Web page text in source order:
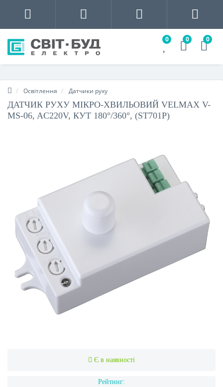
0 0 0
Освітлення Датчики руху
ДАТЧИК РУХУ МІКРО-ХВИЛЬОВИЙ VELMAX V-
MS-06, AC220V, КУТ 180°/360°, (ST701P)
Є в наявності
Рейтинг: